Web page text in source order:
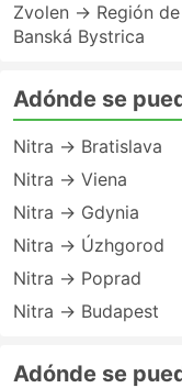
Zvolen → Región de
Banská Bystrica
Adónde se
Nitra → Bratislava
Nitra → Viena
Nitra → Gdynia
Nitra → Úzhgorod
Nitra → Poprad
Nitra → Budapest
Adónde se